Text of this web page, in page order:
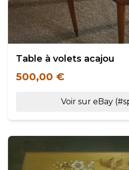
Table à volets acajou
500,00 €
Voir sur eBay